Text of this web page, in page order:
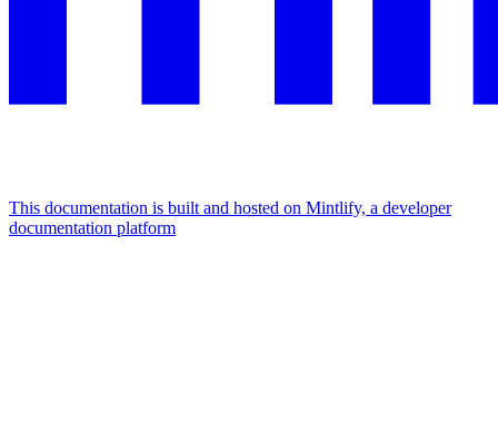
This documentation is built and hosted on Mintlify, a developer
documentation platform